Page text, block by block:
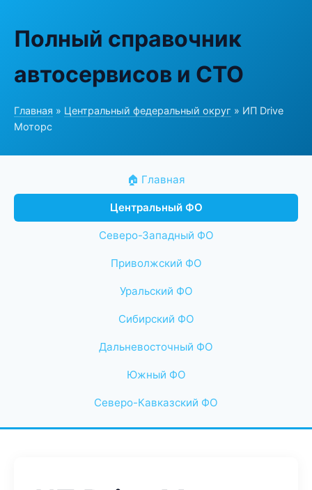
Полный справочник
автосервисов и СТО
Главная » Центральный федеральный округ » ИП Drive
Моторс
🏠 Главная
Центральный ФО
Северо-Западный ФО
Приволжский ФО
Уральский ФО
Сибирский ФО
Дальневосточный ФО
Южный ФО
Северо-Кавказский ФО